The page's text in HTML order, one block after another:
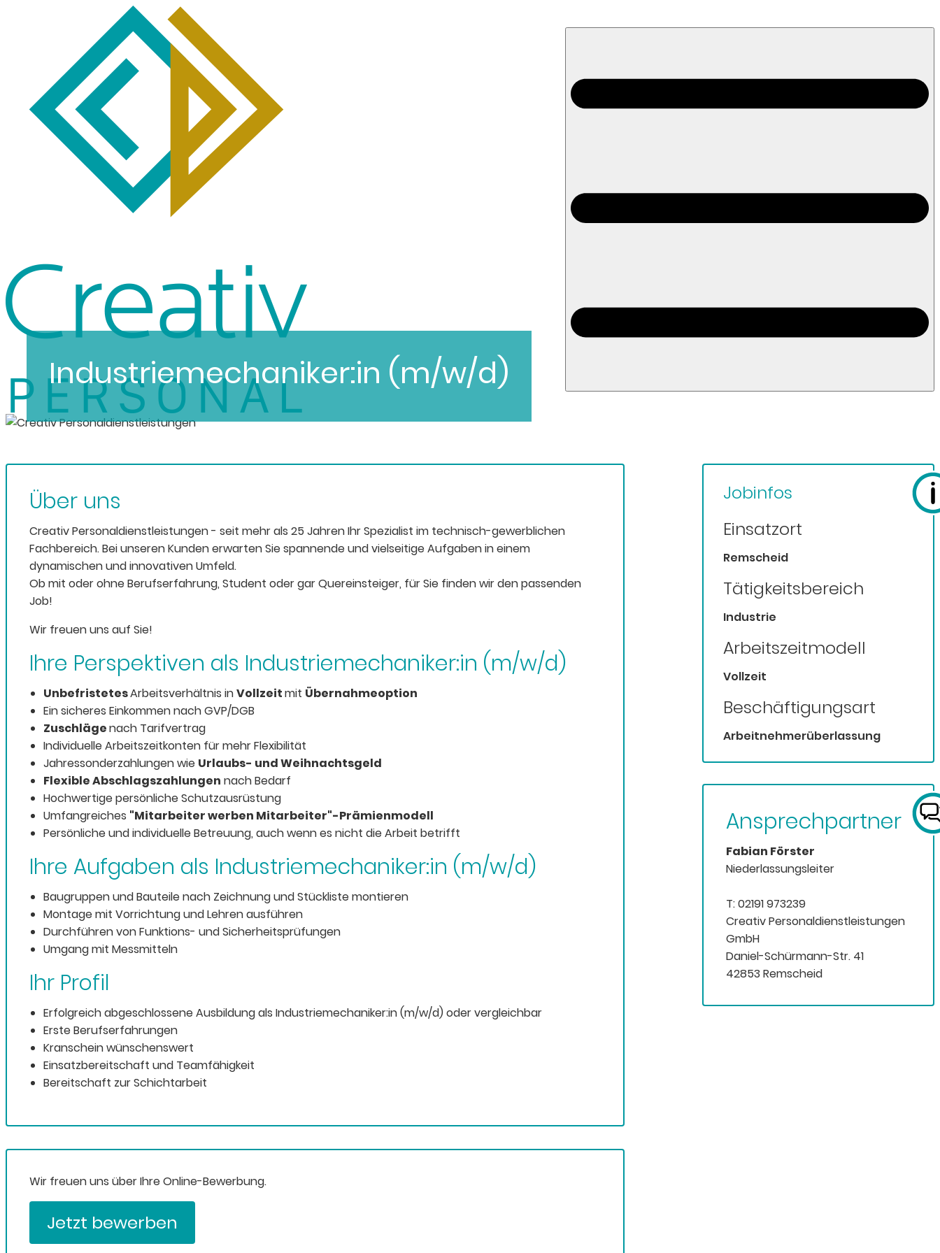
Industriemechaniker:in (m/w/d)
Über uns
Creativ Personaldienstleistungen - seit mehr als 25 Jahren Ihr Spezialist im technisch-gewerblichen
Fachbereich. Bei unseren Kunden erwarten Sie spannende und vielseitige Aufgaben in einem
dynamischen und innovativen Umfeld.
Ob mit oder ohne Berufserfahrung, Student oder gar Quereinsteiger, für Sie finden wir den passenden
Job!
Wir freuen uns auf Sie!
Ihre Perspektiven als Industriemechaniker:in (m/w/d)
UnbefristetesArbeitsverhältnis inVollzeitmit Übernahmeoption
Ein sicheres Einkommen nach GVP/DGB
Zuschlägenach Tarifvertrag
Individuelle Arbeitszeitkonten für mehr Flexibilität
Jahressonderzahlungen wie Urlaubs- und Weihnachtsgeld
Flexible Abschlagszahlungen nach Bedarf
Hochwertige persönliche Schutzausrüstung
Umfangreiches "Mitarbeiter werben Mitarbeiter"-Prämienmodell
Persönliche und individuelle Betreuung, auch wenn es nicht die Arbeit betrifft
Ihre Aufgaben als Industriemechaniker:in (m/w/d)
Baugruppen und Bauteile nach Zeichnung und Stückliste montieren
Montage mit Vorrichtung und Lehren ausführen
Durchführen von Funktions- und Sicherheitsprüfungen
Umgang mit Messmitteln
Ihr Profil
Erfolgreich abgeschlossene Ausbildung als Industriemechaniker:in (m/w/d) oder vergleichbar
Erste Berufserfahrungen
Kranschein wünschenswert
Einsatzbereitschaft und Teamfähigkeit
Bereitschaft zur Schichtarbeit
Wir freuen uns über Ihre Online-Bewerbung.
Jetzt bewerben
Jobinfos
Einsatzort
Remscheid
Tätigkeitsbereich
Industrie
Arbeitszeitmodell
Vollzeit
Beschäftigungsart
Arbeitnehmerüberlassung
Ansprechpartner
Fabian Förster
Niederlassungsleiter
T: 02191 973239
Creativ Personaldienstleistungen
GmbH
Daniel-Schürmann-Str. 41
42853 Remscheid